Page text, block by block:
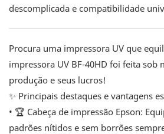
descomplicada e compatibilidade
Procura uma impressora UV que
impressora UV BF-40HD foi feita
produção e seus lucros!
✨ Principais destaques e vantagens
• 🏆 Cabeça de impressão Epson:
padrões nítidos e sem borrões